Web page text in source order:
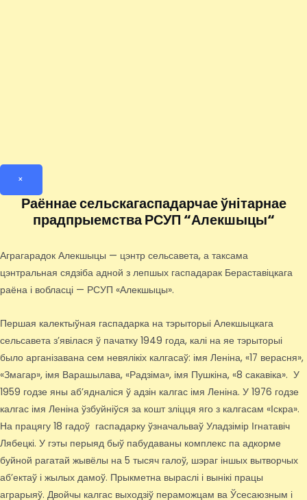
×
Раённае сельскагаспадарчае ўнітарнае
прадпрыемства РСУП “Алекшыцы“
Аграгарадок Алекшыцы — цэнтр сельсавета, а таксама
цэнтральная сядзіба адной з лепшых гаспадарак Бераставіцкага
раёна і вобласці — РСУП «Алекшыцы».
Першая калектыўная гаспадарка на тэрыторыі Алекшыцкага
сельсавета з’явілася ў пачатку 1949 года, калі на яе тэрыторыі
было арганізавана сем невялікіх калгасаў: імя Леніна, «17 верасня»,
«Змагар», імя Варашылава, «Радзіма», імя Пушкіна, «8 сакавіка». У
1959 годзе яны аб’ядналіся ў адзін калгас імя Леніна. У 1976 годзе
калгас імя Леніна ўзбуйніўся за кошт зліцця яго з калгасам «Іскра».
На працягу 18 гадоў гаспадарку ўзначальваў Уладзімір Ігнатавіч
Лябецкі. У гэты перыяд быў пабудаваны комплекс па адкорме
буйной рагатай жывёлы на 5 тысяч галоў, шэраг іншых вытворчых
аб’ектаў і жылых дамоў. Прыкметна выраслі і вынікі працы
аграрыяў. Двойчы калгас выходзіў пераможцам ва Ўсесаюзным і